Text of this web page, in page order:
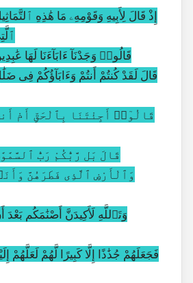
2534|21|53|قَالُوا۟ وَجَدْنَآ ءَابَآءَنَا لَهَا
وَٱلْأَرْضِ ٱلَّذِى فَطَرَهُنَّ